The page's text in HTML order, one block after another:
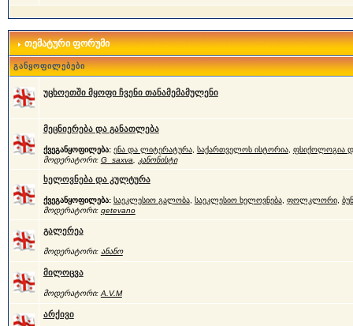
თემატური ფორუმი
განყოფილებები
უცხოეთში მყოფი ჩვენი თანამემამულენი
მეცნიერება და განათლება
ქვეგანყოფილება: ენა და ლიტერატურა, საქართველოს ისტორია, ფსიქოლოგია
მოდერატორი: G_saxva კანონისტი
ხელოვნება და კულტურა
ქვეგანყოფილება: საეკლესიო გალობა, საეკლესიო ხელოვნება, ფოლკლორი,
მოდერატორი: qetevano
გალერეა
მოდერატორი: ანანო
მილოცვა
მოდერატორი: A.V.M
არქივი